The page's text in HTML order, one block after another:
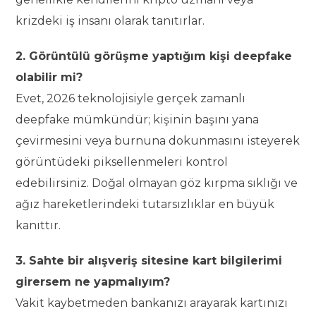
krizdeki iş insanı olarak tanıtırlar.
2. Görüntülü görüşme yaptığım kişi deepfake
olabilir mi?
Evet, 2026 teknolojisiyle gerçek zamanlı
deepfake mümkündür; kişinin başını yana
çevirmesini veya burnuna dokunmasını isteyerek
görüntüdeki piksellenmeleri kontrol
edebilirsiniz. Doğal olmayan göz kırpma sıklığı ve
ağız hareketlerindeki tutarsızlıklar en büyük
kanıttır.
3. Sahte bir alışveriş sitesine kart bilgilerimi
girersem ne yapmalıyım?
Vakit kaybetmeden bankanızı arayarak kartınızı